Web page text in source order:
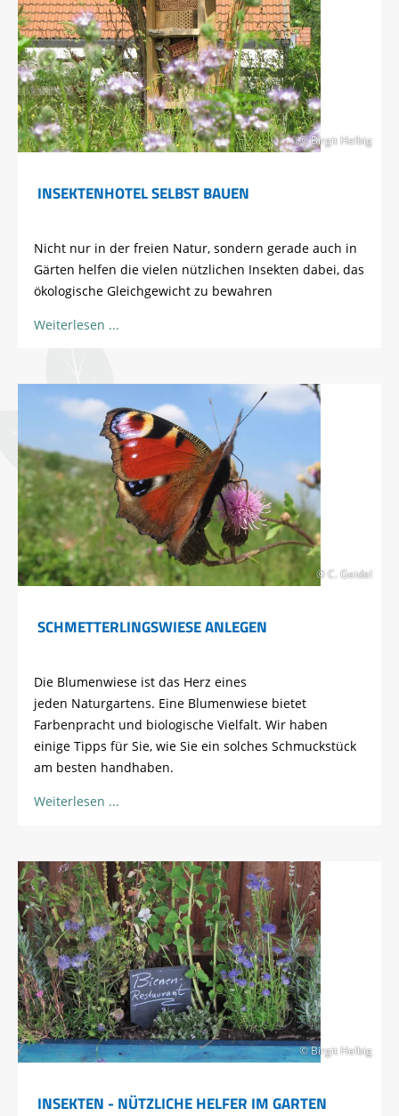
© Birgit Helbig
INSEKTENHOTEL SELBST BAUEN
Nicht nur in der freien Natur, sondern gerade auch in
Gärten helfen die vielen nützlichen Insekten dabei, das
ökologische Gleichgewicht zu bewahren
Weiterlesen
© C. Geidel
SCHMETTERLINGSWIESE ANLEGEN
Die Blumenwiese ist das Herz eines
jeden Naturgartens. Eine Blumenwiese bietet
Farbenpracht und biologische Vielfalt. Wir haben
einige Tipps für Sie, wie Sie ein solches Schmuckstück
am besten handhaben.
Weiterlesen
© Birgit Helbig
INSEKTEN - NÜTZLICHE HELFER IM GARTEN